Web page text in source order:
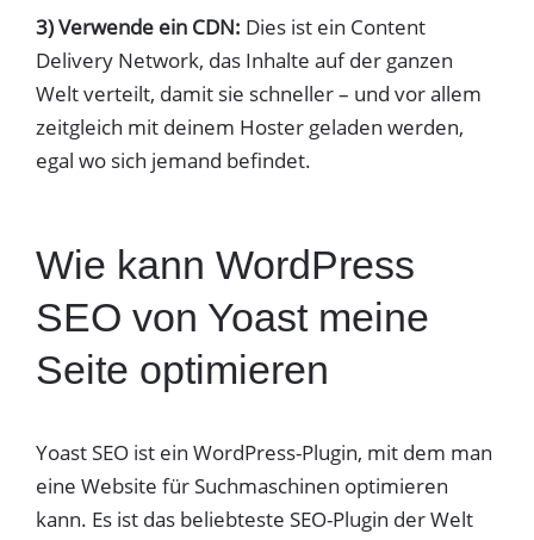
3) Verwende ein CDN: Dies ist ein Content
Delivery Network, das Inhalte auf der ganzen
Welt verteilt, damit sie schneller – und vor allem
zeitgleich mit deinem Hoster geladen werden,
egal wo sich jemand befindet.
Wie kann WordPress
SEO von Yoast meine
Seite optimieren
Yoast SEO ist ein WordPress-Plugin, mit dem man
eine Website für Suchmaschinen optimieren
kann. Es ist das beliebteste SEO-Plugin der Welt